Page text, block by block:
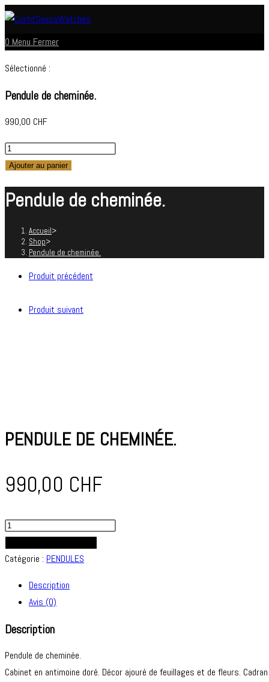
Skip
content
0 Menu Fermer
Sélectionné :
Pendule de cheminée.
990,00 CHF
quantité
de
de
Ajouter au panier
Pendule de cheminée.
Accueil>
Shop>
Pendule de cheminée.
Produit précédent
Produit suivant
PENDULE DE CHEMINÉE.
990,00 CHF
quantité
Pendule
cheminée.
Catégorie : PENDULES
Description
Avis (0)
Description
Pendule de cheminée.
Cabinet en antimoine doré. Décor ajouré de feuillages et de fleurs.